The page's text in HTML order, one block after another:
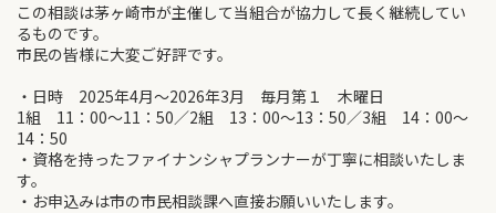
この相談は茅ヶ崎市が主催して当組合が協力して長く継続してい
るものです。
市民の皆様に大変ご好評です。
・日時 2025年4月～2026年3月 毎月第１ 木曜日
1組 11：00～11：50／2組 13：00～13：50／3組 14：00～
14：50
・資格を持ったファイナンシャプランナーが丁寧に相談いたしま
す。
・お申込みは市の市民相談課へ直接お願いいたします。